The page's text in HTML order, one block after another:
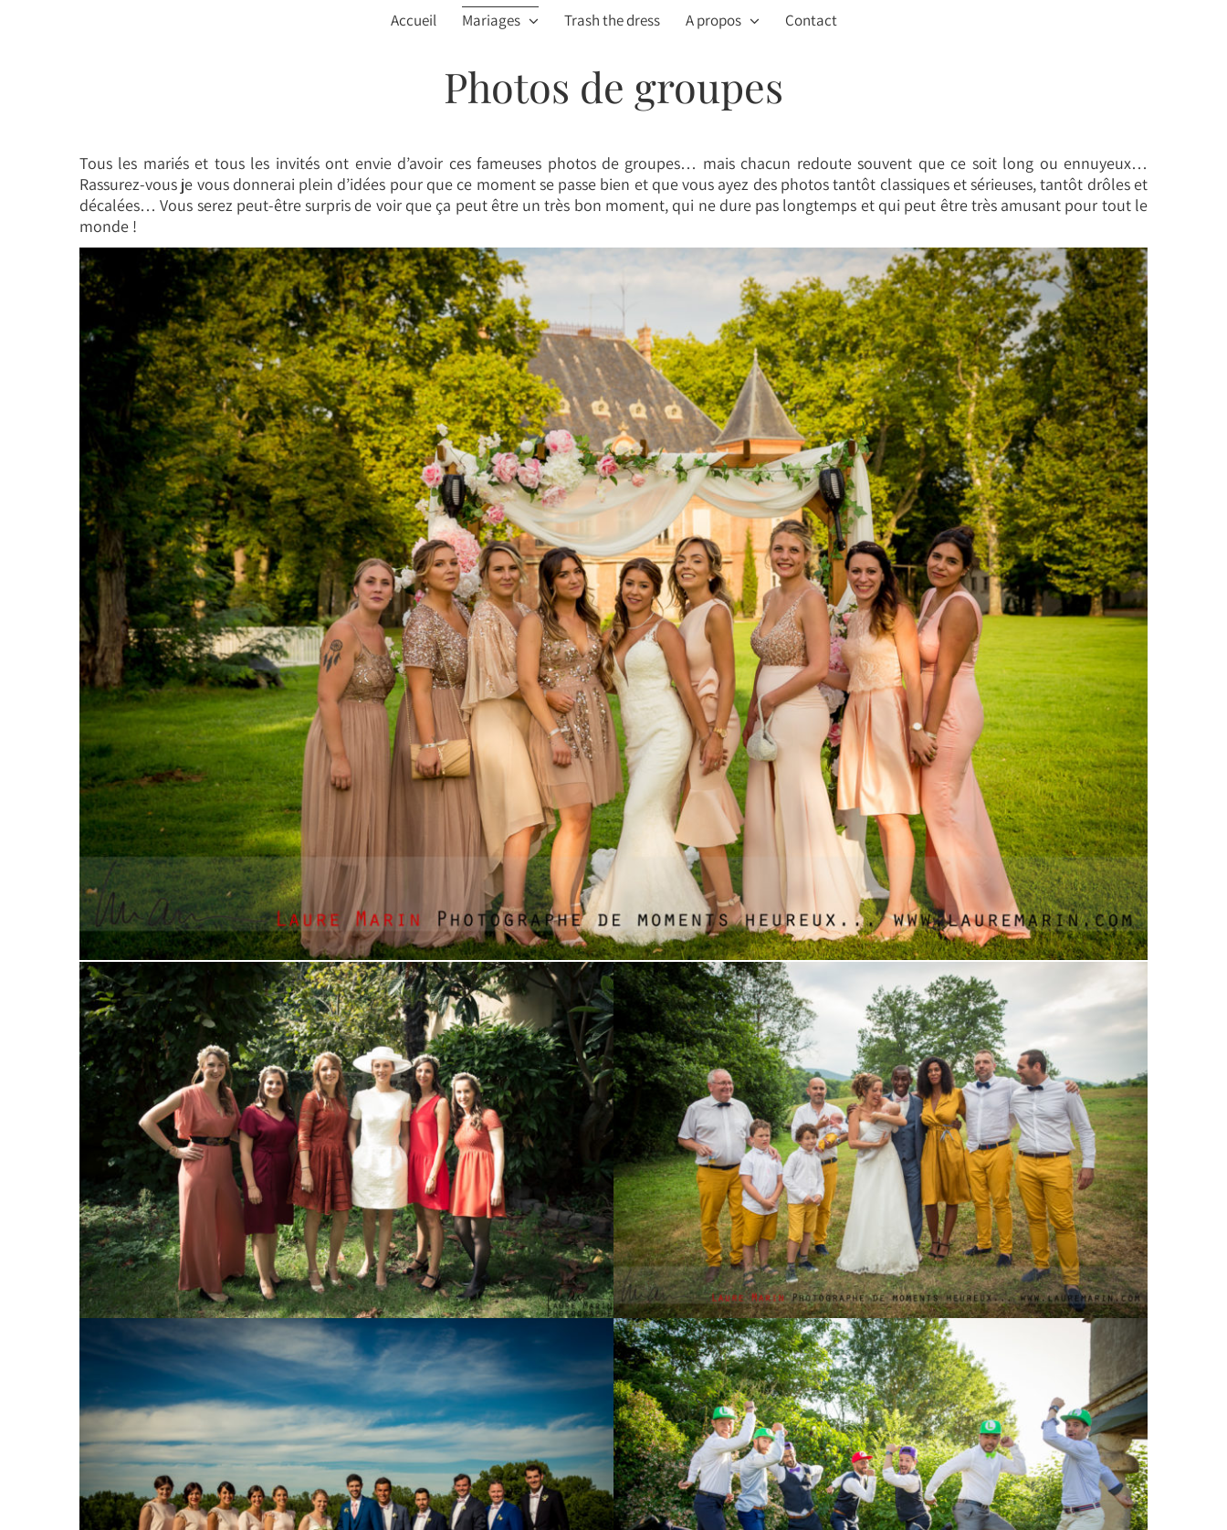
Accueil Mariages Trash the dress A propos Contact
Photos de groupes
Tous les mariés et tous les invités ont envie d’avoir ces fameuses photos de groupes… mais chacun redoute souvent que ce soit long ou ennuyeux…
Rassurez-vous je vous donnerai plein d’idées pour que ce moment se passe bien et que vous ayez des photos tantôt classiques et sérieuses, tantôt drôles et
décalées… Vous serez peut-être surpris de voir que ça peut être un très bon moment, qui ne dure pas longtemps et qui peut être très amusant pour tout le
monde !